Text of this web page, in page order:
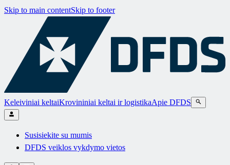
Skip to main contentSkip to footer
Keleiviniai keltaiKrovininiai keltai ir logistikaApie DFDS
Susisiekite su mumis
DFDS veiklos vykdymo vietos